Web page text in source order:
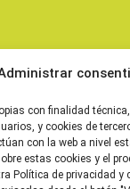
con finalidad
y cookies de
con la web a nivel
estas cookies y el
Política de privacidad y